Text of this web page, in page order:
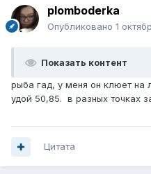
plomboderka
Опубликовано 1
Показать контент
рыба гад, у меня он клюет на
удой 50,85. в разных точках
Цитата